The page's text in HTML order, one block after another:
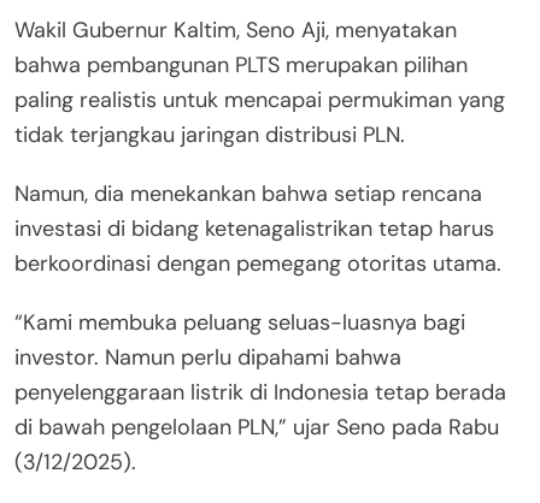
Wakil Gubernur Kaltim, Seno Aji, menyatakan
bahwa pembangunan PLTS merupakan pilihan
paling realistis untuk mencapai permukiman yang
tidak terjangkau jaringan distribusi PLN.
Namun, dia menekankan bahwa setiap rencana
investasi di bidang ketenagalistrikan tetap harus
berkoordinasi dengan pemegang otoritas utama.
“Kami membuka peluang seluas-luasnya bagi
investor. Namun perlu dipahami bahwa
penyelenggaraan listrik di Indonesia tetap berada
di bawah pengelolaan PLN,” ujar Seno pada Rabu
(3/12/2025).